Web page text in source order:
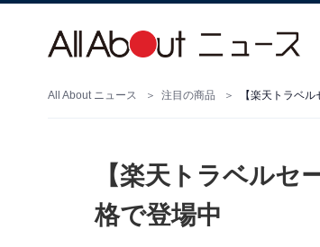
All About ニュース 注目の商品 【楽天トラベ
【楽天トラベルセ
格で登場中